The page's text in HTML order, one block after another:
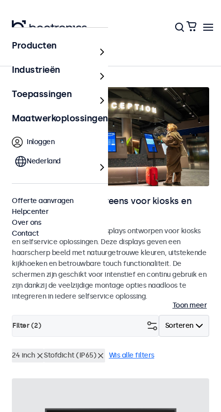
Kiosks & Self-Service
Monitoren en touchscreens voor kiosks en
selfservice
Monitoren en touchscreen displays ontworpen voor kiosks
en selfservice oplossingen. Deze displays geven een
haarscherp beeld met natuurgetrouwe kleuren, uitstekende
kijkhoeken en betrouwbare touch functionaliteit. De
schermen zijn geschikt voor intenstief en continu gebruik en
zijn dankzij de veelzijdige montage opties naadloos te
integreren in iedere selfservice oplossing.
Toon meer
Sorteren
Filter (2)
24 inch Stofdicht (IP65) Wis alle filters
Producten
Industrieën
Toepassingen
Maatwerkoplossingen
Inloggen
Nederland
Offerte aanvragen
Helpcenter
Over ons
Contact